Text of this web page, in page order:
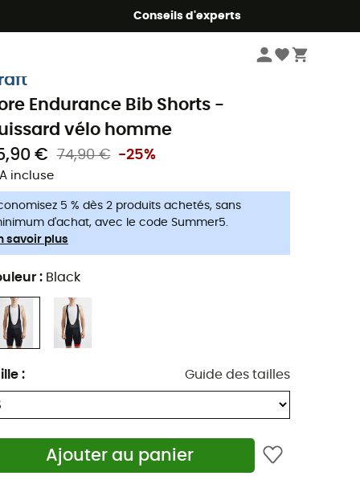
Conseils d'experts
Cuissard vélo homme
Endurance Bib Shorts -
vélo homme
€
74,90 € -25%
incluse
5 % dès 2 produits achetés, sans
d'achat, avec le code Summer5.
savoir plus
: Black
: Guide des tailles
Ajouter au panier